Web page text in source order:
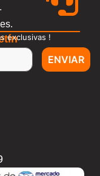
exclusivas !
ENVIAR